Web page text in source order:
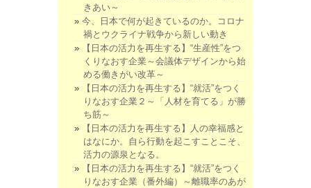
きあい～
今、日本で何が起きているのか。コロナ
禍とウクライナ戦争から新しい動き
【日本の活力を再生する】“生産性”をつ
くりなおす企業～会議体デザインから始
める働きがい改革～
【日本の活力を再生する】“就活”をつく
りなおす企業２～「人材を育てる」が勝
ち筋～
【日本の活力を再生する】人の幸福感と
はなにか。自ら行動を起こすことこそ、
活力の源泉となる。
【日本の活力を再生する】“就活”をつく
りなおす企業（番外編）～離職率のあが